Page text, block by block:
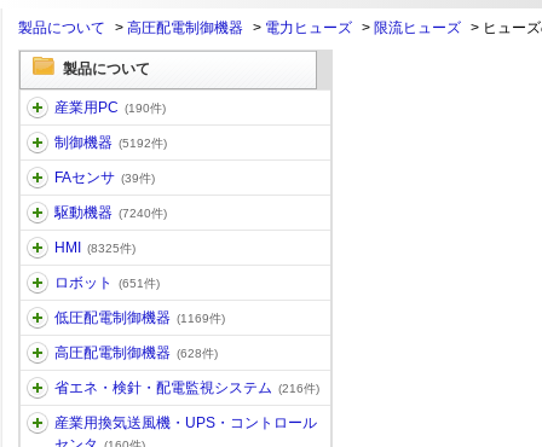
製品について > 高圧配電制御機器 > 電力ヒューズ > 限流ヒューズ > ヒュー
製品について
産業用PC (190件)
制御機器 (5192件)
FAセンサ (39件)
駆動機器 (7240件)
HMI (8325件)
ロボット (651件)
低圧配電制御機器 (1169件)
高圧配電制御機器 (628件)
省エネ・検針・配電監視システム (216件)
産業用換気送風機・UPS・コントロール